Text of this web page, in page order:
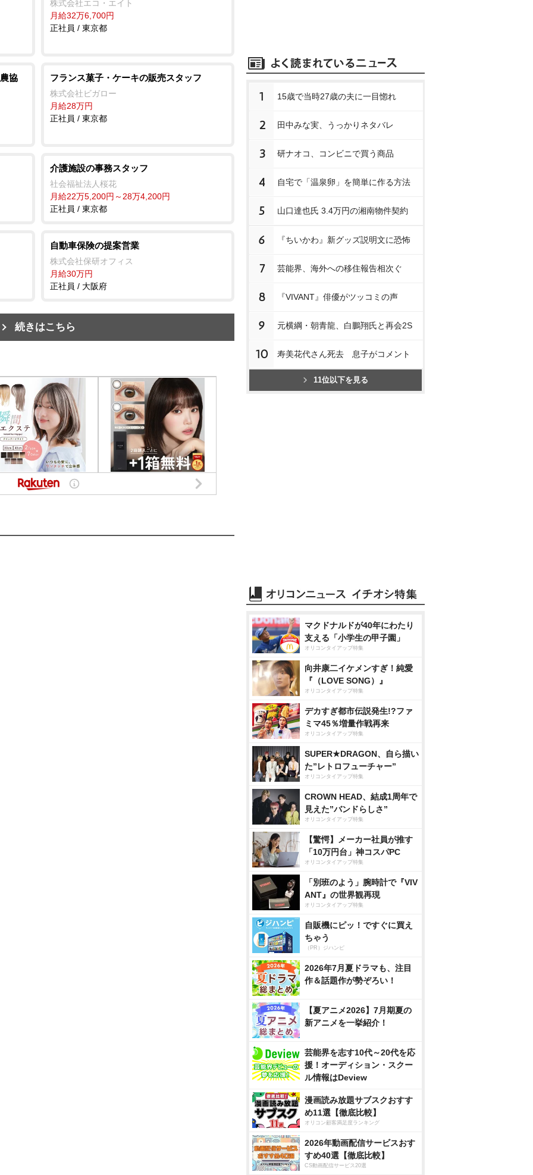
株式会社エコ・エイト
月給32万6,700円
正社員 / 東京都
協 フランス菓子・ケーキの販売スタッフ
株式会社ビガロー
月給28万円
正社員 / 東京都
介護施設の事務スタッフ
社会福祉法人桜花
月給22万5,200円～28万4,200円
正社員 / 東京都
自動車保険の提案営業
株式会社保研オフィス
月給30万円
正社員 / 大阪府
続きはこちら
1 15歳で当時27歳の夫に一目惚れ
2 田中みな実、うっかりネタバレ
3 研ナオコ、コンビニで買う商品
4 自宅で「温泉卵」を簡単に作る方法
5 山口達也氏 3.4万円の湘南物件契約
6 『ちいかわ』新グッズ説明文に恐怖
7 芸能界、海外への移住報告相次ぐ
8 『VIVANT』俳優がツッコミの声
9 元横綱・朝青龍、白鵬翔氏と再会2S
10 寿美花代さん死去 息子がコメント
11位以下を見る
マクドナルドが40年にわたり
支える「小学生の甲子園」
オリコンタイアップ特集
向井康二イケメンすぎ！純愛
『（LOVE SONG）』
オリコンタイアップ特集
デカすぎ都市伝説発生!?ファ
ミマ45％増量作戦再来
オリコンタイアップ特集
SUPER★DRAGON、自ら描い
た”レトロフューチャー”
オリコンタイアップ特集
CROWN HEAD、結成1周年で
見えた”バンドらしさ”
オリコンタイアップ特集
【驚愕】メーカー社員が推す
「10万円台」神コスパPC
オリコンタイアップ特集
「別班のよう」腕時計で『VIV
ANT』の世界観再現
オリコンタイアップ特集
自販機にピッ！ですぐに買え
ちゃう
（PR）ジハンピ
2026年7月夏ドラマも、注目
作＆話題作が勢ぞろい！
【夏アニメ2026】7月期夏の
新アニメを一挙紹介！
芸能界を志す10代～20代を応
援！オーディション・スクー
ル情報はDeview
漫画読み放題サブスクおすす
め11選【徹底比較】
オリコン顧客満足度ランキング
2026年動画配信サービスおす
すめ40選【徹底比較】
CS動画配信サービス20選